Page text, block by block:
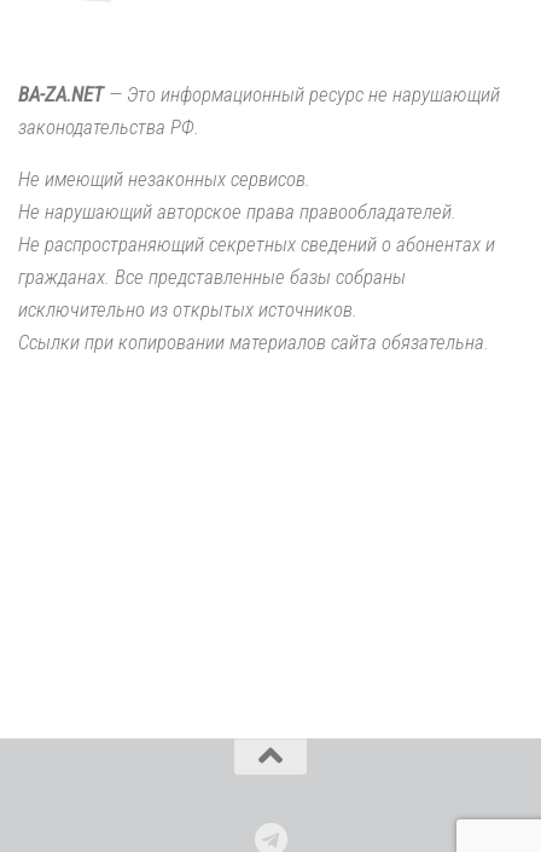
BA-ZA.NET— Это информационный ресурс не нарушающий
законодательства РФ.
Не имеющий незаконных сервисов.
Не нарушающий авторское права правообладателей.
Не распространяющий секретных сведений о абонентах и
гражданах. Все представленные базы собраны
исключительно из открытых источников.
Ссылки при копировании материалов сайта обязательна.